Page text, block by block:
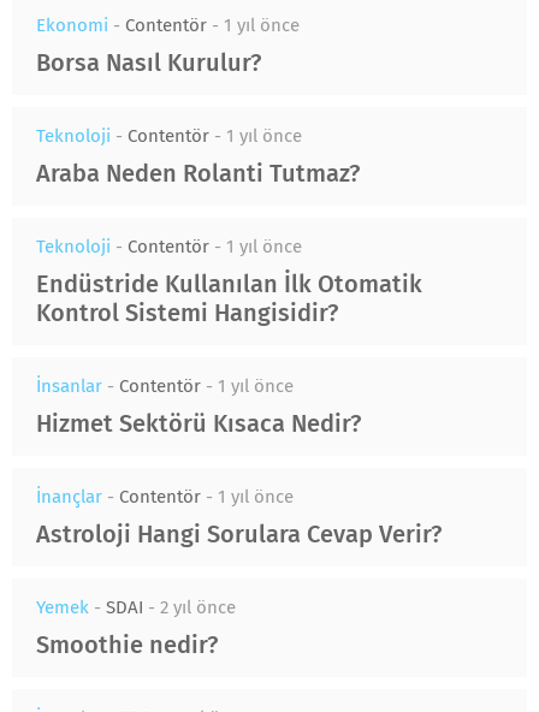
Ekonomi - Contentör - 1 yıl önce
Borsa Nasıl Kurulur?
Teknoloji - Contentör - 1 yıl önce
Araba Neden Rolanti Tutmaz?
Teknoloji - Contentör - 1 yıl önce
Endüstride Kullanılan İlk Otomatik
Kontrol Sistemi Hangisidir?
İnsanlar - Contentör - 1 yıl önce
Hizmet Sektörü Kısaca Nedir?
İnançlar - Contentör - 1 yıl önce
Astroloji Hangi Sorulara Cevap Verir?
Yemek - SDAI - 2 yıl önce
Smoothie nedir?